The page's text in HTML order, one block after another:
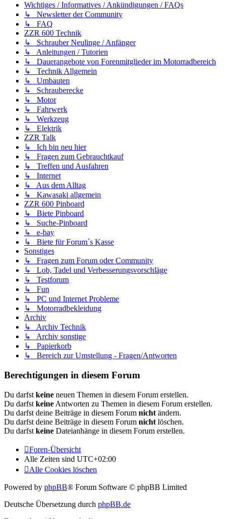
Wichtiges / Informatives / Ankündigungen / FAQs
↳ Newsletter der Community
↳ FAQ
ZZR 600 Technik
↳ Schrauber Neulinge / Anfänger
↳ Anleitungen / Tutorien
↳ Dauerangebote von Forenmitglieder im Motorradbereich
↳ Technik Allgemein
↳ Umbauten
↳ Schrauberecke
↳ Motor
↳ Fahrwerk
↳ Werkzeug
↳ Elektrik
ZZR Talk
↳ Ich bin neu hier
↳ Fragen zum Gebrauchtkauf
↳ Treffen und Ausfahren
↳ Internet
↳ Aus dem Alltag
↳ Kawasaki allgemein
ZZR 600 Pinboard
↳ Biete Pinboard
↳ Suche-Pinboard
↳ e-bay
↳ Biete für Forum´s Kasse
Sonstiges
↳ Fragen zum Forum oder Community
↳ Lob, Tadel und Verbesserungsvorschläge
↳ Testforum
↳ Fun
↳ PC und Internet Probleme
↳ Motorradbekleidung
Archiv
↳ Archiv Technik
↳ Archiv sonstige
↳ Papierkorb
↳ Bereich zur Umstellung - Fragen/Antworten
Berechtigungen in diesem Forum
Du darfst keine neuen Themen in diesem Forum erstellen.
Du darfst keine Antworten zu Themen in diesem Forum erstellen.
Du darfst deine Beiträge in diesem Forum nicht ändern.
Du darfst deine Beiträge in diesem Forum nicht löschen.
Du darfst keine Dateianhänge in diesem Forum erstellen.
Foren-Übersicht
Alle Zeiten sind UTC+02:00
Alle Cookies löschen
Powered by phpBB® Forum Software © phpBB Limited
Deutsche Übersetzung durch phpBB.de